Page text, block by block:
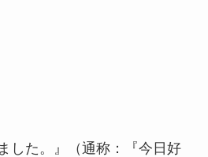
した。』（通称：『今日好